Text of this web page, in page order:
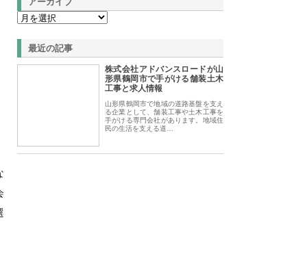
最近の記事
株式会社アドバンスロードが山
形県鶴岡市で手がける舗装土木
工事と求人情報
山形県鶴岡市で地域の道路基盤を支え
る企業として、舗装工事や土木工事を
手がける専門会社があります。地域住
民の生活を支える道…